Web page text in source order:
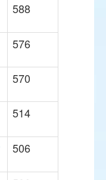
588
576
570
514
506